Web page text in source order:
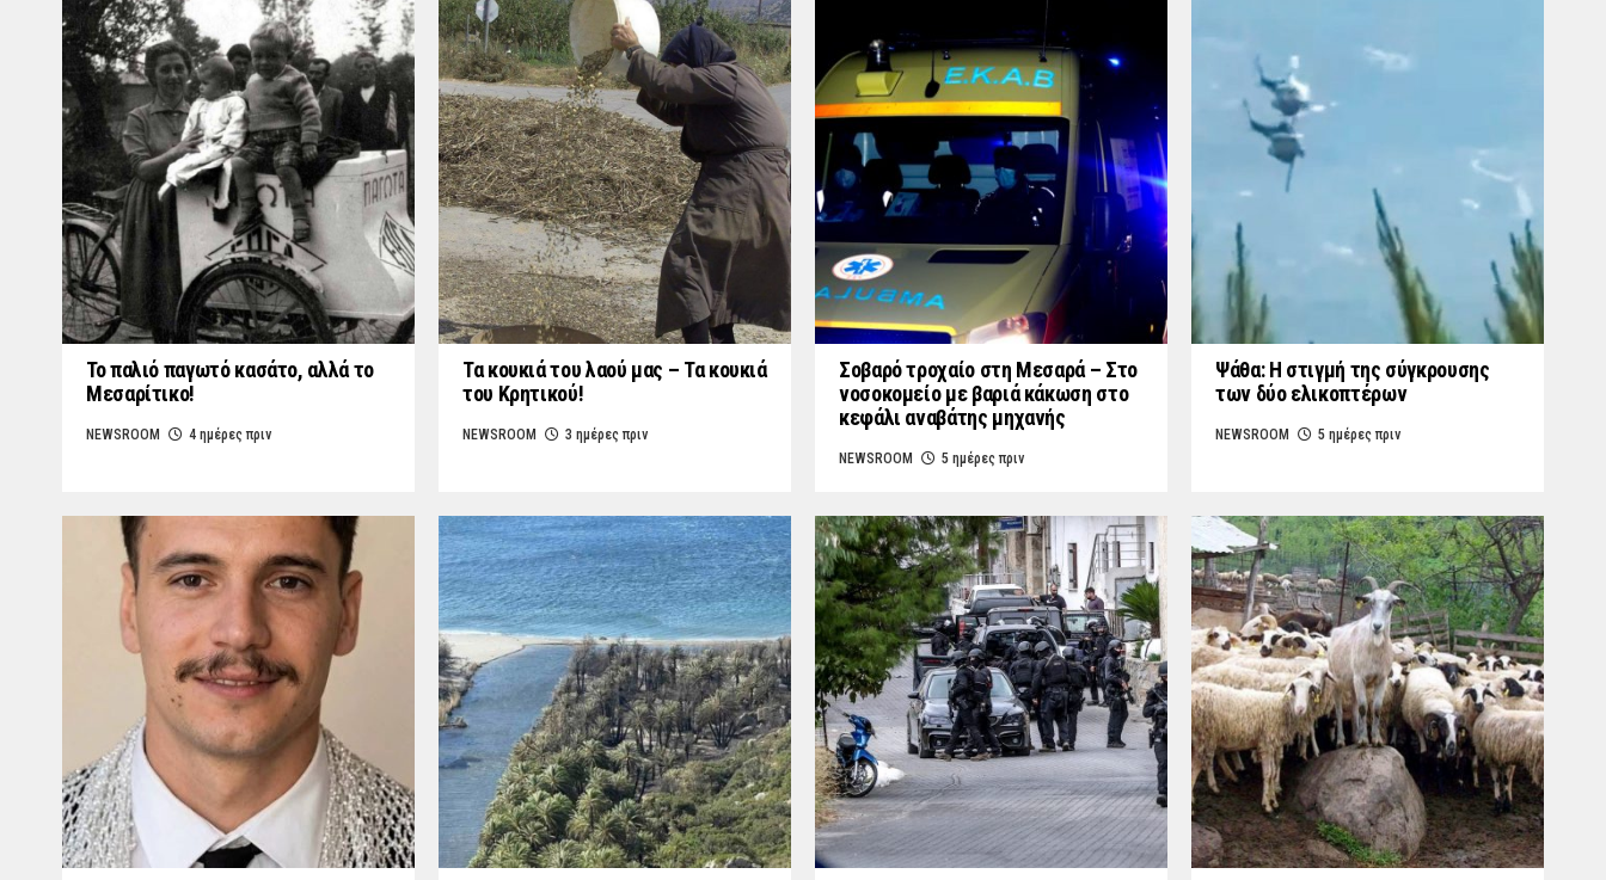
Το παλιό παγωτό κασάτο, αλλά το
Μεσαρίτικο!
NEWSROOM 4 ημέρες πριν
Τα κουκιά του λαού μας – Τα κουκιά
του Κρητικού!
NEWSROOM 3 ημέρες πριν
Σοβαρό τροχαίο στη Μεσαρά – Στο
νοσοκομείο με βαριά κάκωση στο
κεφάλι αναβάτης μηχανής
NEWSROOM 5 ημέρες πριν
Ψάθα: Η στιγμή της σύγκρουσης
των δύο ελικοπτέρων
NEWSROOM 5 ημέρες πριν